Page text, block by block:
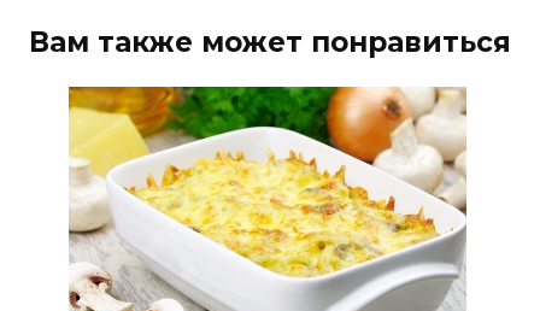
Вам также может понравиться